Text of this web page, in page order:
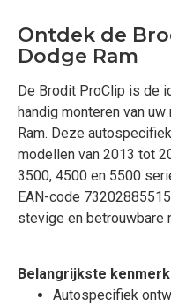
Ontdek de
Dodge Ram
De Brodit ProClip is de
handig monteren van
Ram. Deze
modellen van 2013 tot
3500, 4500 en 5500
EAN-code
stevige en betrouwbare
Belangrijkste
Autospecifiek